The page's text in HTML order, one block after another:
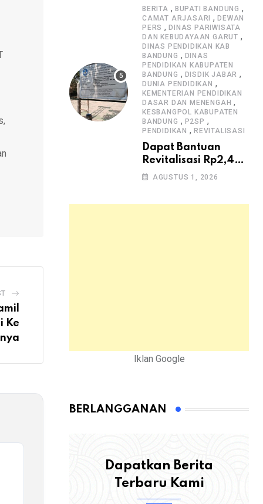
Ke
BERITA , BUPATI BANDUNG ,
CAMAT ARJASARI ,DEWAN
PERS ,DINAS PARIWISATA
DAN KEBUDAYAAN GARUT ,
DINAS PENDIDIKAN KAB
BANDUNG , DINAS
PENDIDIKAN KABUPATEN
BANDUNG , DISDIK JABAR ,
DUNIA PENDIDIKAN ,
KEMENTERIAN PENDIDIKAN
DASAR DAN MENENGAH ,
KESBANGPOL KABUPATEN
BANDUNG , P2SP ,
PENDIDIKAN , REVITALISASI
Dapat Bantuan
Revitalisasi Rp2,4
Miliar, SMPN 1
AGUSTUS 1, 2026
Iklan Google
BERLANGGANAN
Dapatkan Berita
Terbaru Kami